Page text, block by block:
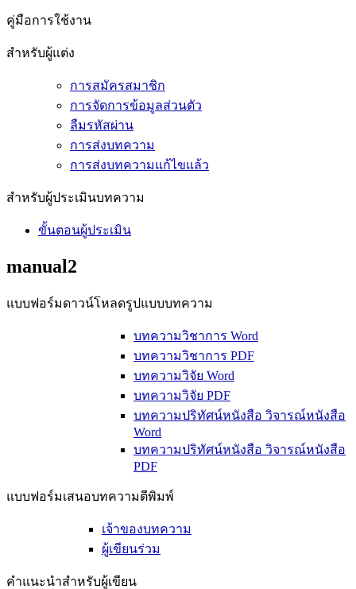
คู่มือการใช้งาน
สำหรับผู้แต่ง
การสมัครสมาชิก
การจัดการข้อมูลส่วนตัว
ลืมรหัสผ่าน
การส่งบทความ
การส่งบทความแก้ไขแล้ว
สำหรับผู้ประเมินบทความ
ขั้นตอนผู้ประเมิน
manual2
แบบฟอร์มดาวน์โหลดรูปแบบบทความ
บทความวิชาการ Word
บทความวิชาการ PDF
บทความวิจัย Word
บทความวิจัย PDF
บทความปริทัศน์หนังสือ วิจารณ์หนังสือ
Word
บทความปริทัศน์หนังสือ วิจารณ์หนังสือ
PDF
แบบฟอร์มเสนอบทความตีพิมพ์
เจ้าของบทความ
ผู้เขียนร่วม
คำแนะนำสำหรับผู้เขียน